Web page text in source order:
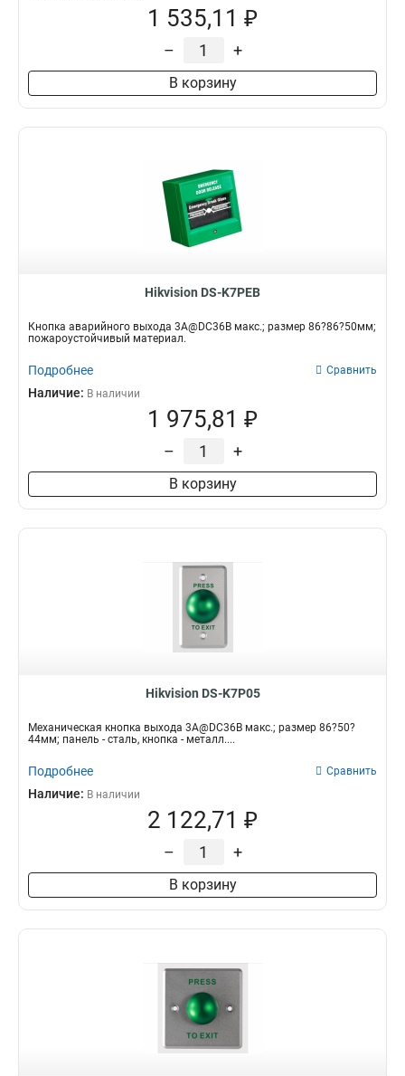
1 535,11 ₽
– +
В корзину
Hikvision DS-K7PEB
Кнопка аварийного выхода 3A@DC36В макс.; размер 86?86?50мм;
пожароустойчивый материал.
Подробнее Сравнить
Наличие: В наличии
1 975,81 ₽
– +
В корзину
Hikvision DS-K7P05
Механическая кнопка выхода 3A@DC36В макс.; размер 86?50?
44мм; панель - сталь, кнопка - металл....
Подробнее Сравнить
Наличие: В наличии
2 122,71 ₽
– +
В корзину